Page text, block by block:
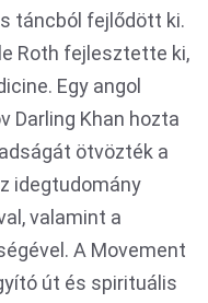
táncból fejlődött ki.
Roth fejlesztette ki,
Egy angol
Darling Khan hozta
ötvözték a
idegtudomány
valamint a
A Movement
út és spirituális